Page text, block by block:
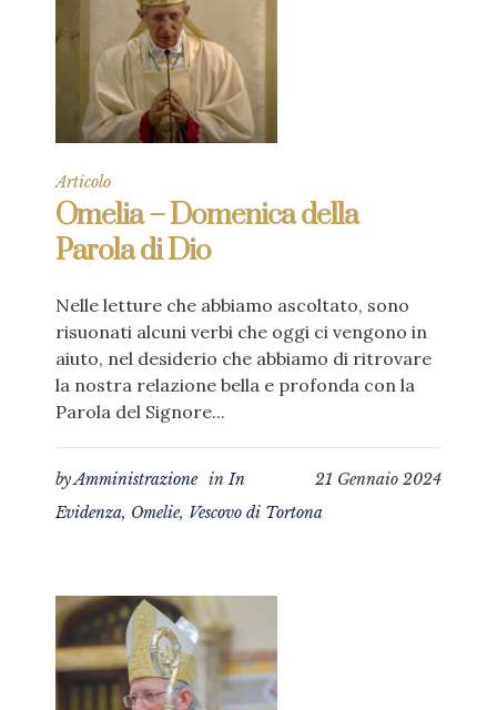
Articolo
Omelia – Domenica della
Parola di Dio
Nelle letture che abbiamo ascoltato, sono
risuonati alcuni verbi che oggi ci vengono in
aiuto, nel desiderio che abbiamo di ritrovare
la nostra relazione bella e profonda con la
Parola del Signore...
21 Gennaio 2024
byAmministrazione inIn
Evidenza, Omelie, Vescovo di Tortona